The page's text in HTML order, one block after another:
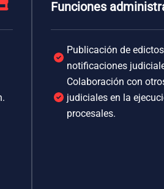
Funciones
Publicación de
notificaciones
Colaboración con
judiciales en la
procesales.